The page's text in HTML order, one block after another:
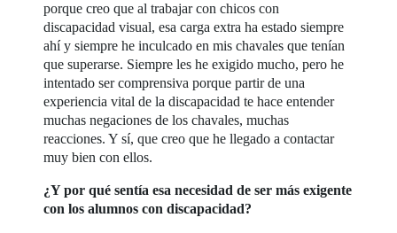
porque creo que al trabajar con chicos con
discapacidad visual, esa carga extra ha estado siempre
ahí y siempre he inculcado en mis chavales que tenían
que superarse. Siempre les he exigido mucho, pero he
intentado ser comprensiva porque partir de una
experiencia vital de la discapacidad te hace entender
muchas negaciones de los chavales, muchas
reacciones. Y sí, que creo que he llegado a contactar
muy bien con ellos.
¿Y por qué sentía esa necesidad de ser más exigente
con los alumnos con discapacidad?